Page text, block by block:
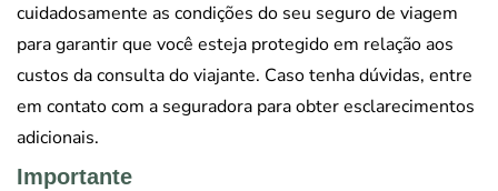
cuidadosamente as condições do seu seguro de viagem
para garantir que você esteja protegido em relação aos
custos da consulta do viajante. Caso tenha dúvidas, entre
em contato com a seguradora para obter esclarecimentos
adicionais.
Importante